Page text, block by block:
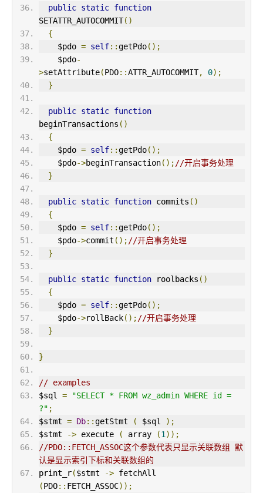
public static function
SETATTR_AUTOCOMMIT()
{
    $pdo
= self::getPdo();
    $pdo
-
>setAttribute(PDO::ATTR_AUTOCOMMIT, 0);
}
public static function
beginTransactions ()
{
    $pdo
= self::getPdo();
    $pdo
->beginTransaction(); //开启事务处理
}
public static function commits ()
{
    $pdo
= self::getPdo();
    $pdo
->commit (); //开启事务处理
}
public static function roolbacks ()
{
    $pdo
= self::getPdo();
    $pdo
->rollBack(); //开启事务处理
}
}
// examples
$sql =
"SELECT * FROM wz_admin WHERE id =
?" ;
$stmt = Db::getStmt ( $sql
);
$stmt
-> execute ( array (1 ));
//PDO::FETCH_ASSOC这个参数代表只显示关联数组 默
认是显示索引下标和关联数组的
print_r($stmt ->
(PDO:: FETCH_ASSOC));